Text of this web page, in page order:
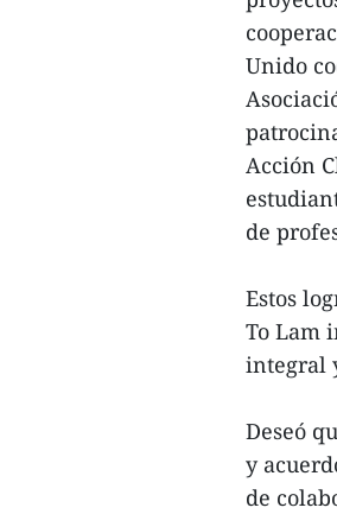
Unido
Acción
de
Estos
To Lam
integral
Deseó
y
de